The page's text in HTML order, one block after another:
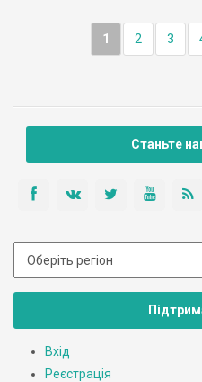
1 2 3
Станьте
Вхід
Реєстрація